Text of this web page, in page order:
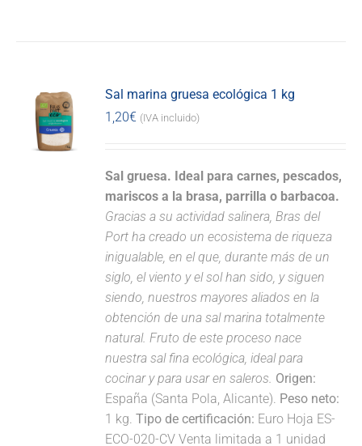
Sal marina gruesa ecológica 1 kg
1,20€ (IVA incluido)
Sal gruesa. Ideal para carnes, pescados,
mariscos a la brasa, parrilla o barbacoa.
Gracias a su actividad salinera, Bras del
Port ha creado un ecosistema de riqueza
inigualable, en el que, durante más de un
siglo, el viento y el sol han sido, y siguen
siendo, nuestros mayores aliados en la
obtención de una sal marina totalmente
natural. Fruto de este proceso nace
nuestra sal fina ecológica, ideal para
cocinar y para usar en saleros. Origen:
España (Santa Pola, Alicante). Peso neto:
1 kg.Tipo de certificación: Euro Hoja ES-
ECO-020-CV Venta limitada a 1 unidad